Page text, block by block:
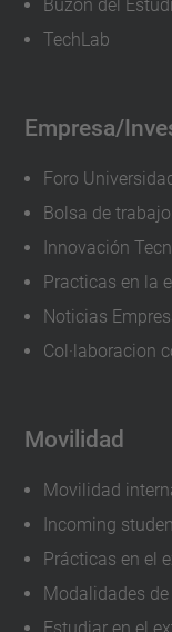
Buzón del
TechLab
Empresa/
Foro
Bolsa de trabajo
Innovación
Practicas en la
Noticias
Col·laboracion
Movilidad
Movilidad
Incoming
Prácticas en el
Modalidades
Estudiar en el